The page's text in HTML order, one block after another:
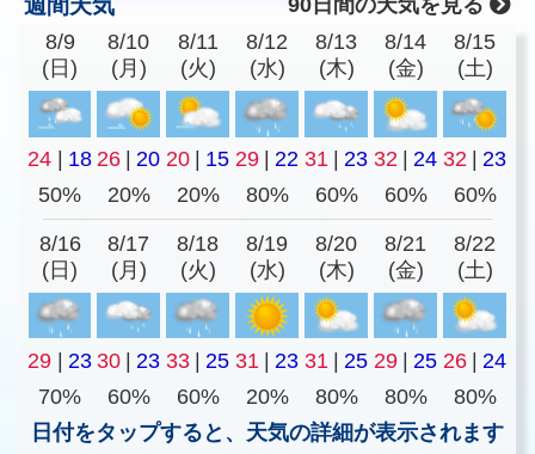
週間天気
8/9
(日)
8/10
(月)
8/11
(火)
8/12
(水)
8/13
(木)
8/14
(金)
8/15
(土)
24 18 26 20 20 15 29 22 31 23 32 24 32
23
50%
20% 20% 80% 60% 60% 60%
8/16
(日)
8/17
(月)
8/18
(火)
8/19
(水)
8/20
(木)
8/21
(金)
8/22
(土)
29 | 23 30 | 23 33 | 25 31 | 23 31 | 25 29 | 25 26 | 24
70%
60% 60% 20% 80% 80%
80%
日付をタップすると、天気の詳細が表示されます